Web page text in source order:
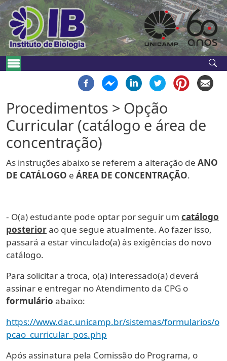
Pular para o conteúdo principal
Navegação principal
Procedimentos > Opção
Curricular (catálogo e área de
concentração)
As instruções abaixo se referem a alteração de ANO
DE CATÁLOGO e ÁREA DE CONCENTRAÇÃO.
- O(a) estudante pode optar por seguir um catálogo
posteriorao que segue atualmente. Ao fazer isso,
passará a estar vinculado(a) às exigências do novo
catálogo.
Para solicitar a troca, o(a) interessado(a) deverá
assinar e entregar no Atendimento da CPG o
formulário abaixo:
https://www.dac.unicamp.br/sistemas/formularios/o
pcao_curricular_pos.php
Após assinatura pela Comissão do Programa, o